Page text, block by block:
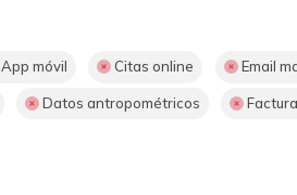
App móvil Citas online Email
Datos antropométricos